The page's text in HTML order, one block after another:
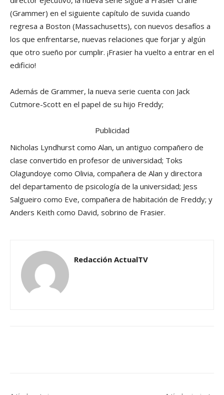
(Grammer) en el siguiente capítulo de suvida cuando
regresa a Boston (Massachusetts), con nuevos desafíos a
los que enfrentarse, nuevas relaciones que forjar y algún
que otro sueño por cumplir. ¡Frasier ha vuelto a entrar en el
edificio!
Además de Grammer, la nueva serie cuenta con Jack
Cutmore-Scott en el papel de su hijo Freddy;
Publicidad
Nicholas Lyndhurst como Alan, un antiguo compañero de
clase convertido en profesor de universidad; Toks
Olagundoye como Olivia, compañera de Alan y directora
del departamento de psicología de la universidad; Jess
Salgueiro como Eve, compañera de habitación de Freddy; y
Anders Keith como David, sobrino de Frasier.
Redacción ActualTV